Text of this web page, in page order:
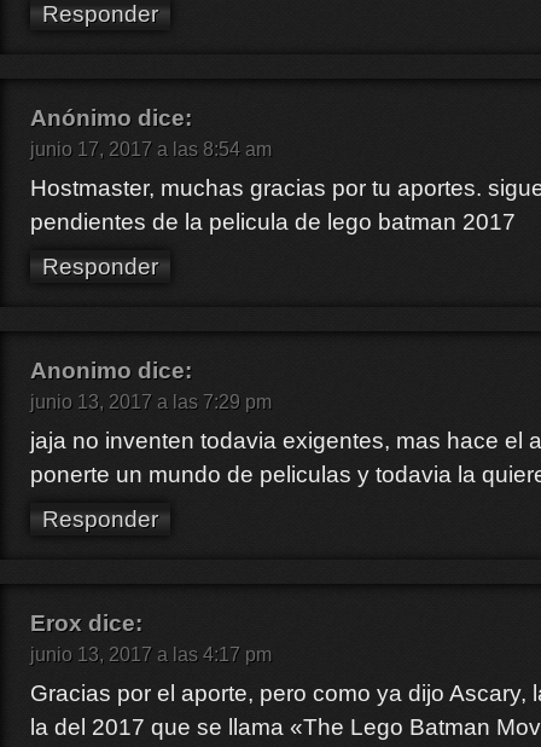
Responder
Anónimo dice:
junio 17, 2017 a las 8:54 am
Hostmaster, muchas gracias por tu aportes.
pendientes de la pelicula de lego batman 2017
Responder
Anonimo dice:
junio 13, 2017 a las 7:29 pm
jaja no inventen todavia exigentes, mas hace el
ponerte un mundo de peliculas y todavia la
Responder
Erox dice:
junio 13, 2017 a las 4:17 pm
Gracias por el aporte, pero como ya dijo Ascary,
la del 2017 que se llama «The Lego Batman